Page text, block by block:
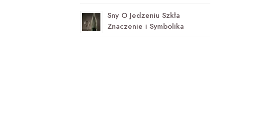
Sny O Jedzeniu Szkła
Znaczenie i Symbolika